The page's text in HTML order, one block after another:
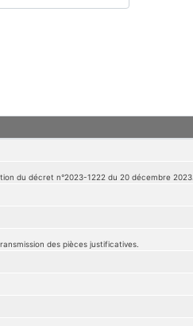
du décret n°2023-1222 du 20 décembre 2023.
des pièces justificatives.